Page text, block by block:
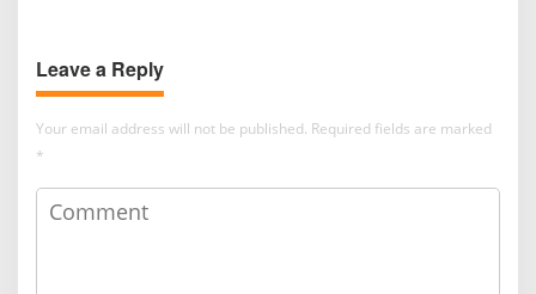
Leave a Reply
Your email address will not be published. Required fields are marked
*